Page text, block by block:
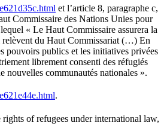
et l’article 8, paragraphe c,
Commissaire des Nations Unies pour
« Le Haut Commissaire assurera la
relèvent du Haut Commissariat (…) En
pouvoirs publics et les initiatives privées
librement consenti des réfugiés
nouvelles communautés nationales ».
.
of refugees under international law,